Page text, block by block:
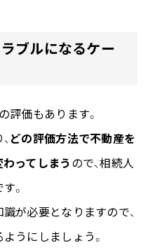
ブルになるケー
評価もあります。
どの評価方法で不動産を
ってしまう ので、相続人
。
が必要となりますので、
ようにしましょう。